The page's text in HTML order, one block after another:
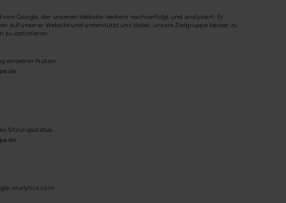
von Google, der unseren Website-Verkehr nachverfolgt und analysiert. Er
auf unserer Website und unterstützt uns dabei, unsere Zielgruppe besser zu
zu optimieren.
einzelner Nutzer.
Sitzungsstatus.
analytics.com